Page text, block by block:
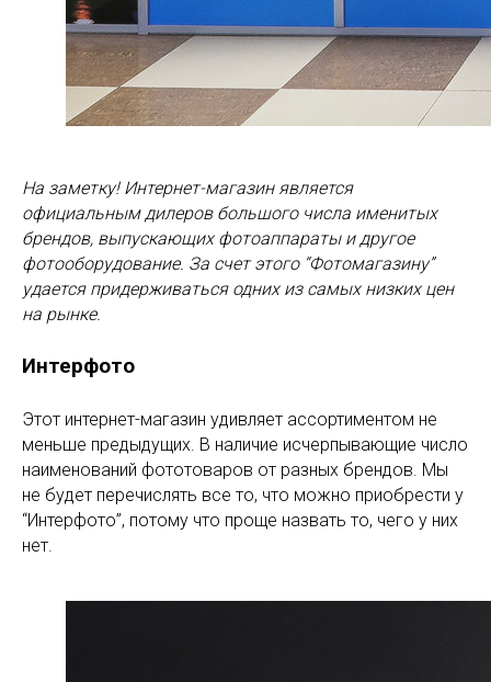
На заметку! Интернет-магазин является
официальным дилеров большого числа именитых
брендов, выпускающих фотоаппараты и другое
фотооборудование. За счет этого “Фотомагазину”
удается придерживаться одних из самых низких цен
на рынке.
Интерфото
Этот интернет-магазин удивляет ассортиментом не
меньше предыдущих. В наличие исчерпывающие число
наименований фототоваров от разных брендов. Мы
не будет перечислять все то, что можно приобрести у
“Интерфото”, потому что проще назвать то, чего у них
нет.